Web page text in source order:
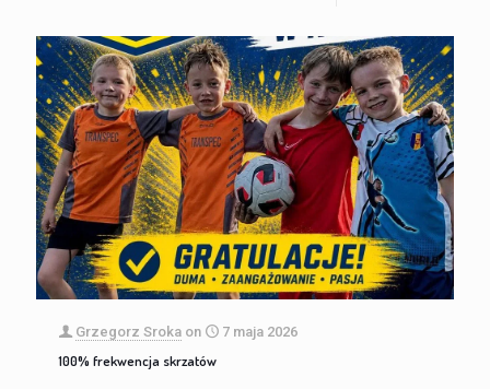
Grzegorz Sroka on 7 maja 2026
100% frekwencja skrzatów